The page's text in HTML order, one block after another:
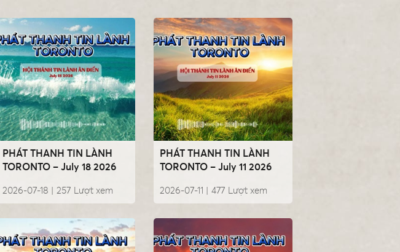
PHÁT THANH TIN LÀNH
TORONTO – July 18 2026
2026-07-18 | Lượt xem
257
PHÁT THANH TIN LÀNH
TORONTO – July 11 2026
2026-07-11 | Lượt xem
477